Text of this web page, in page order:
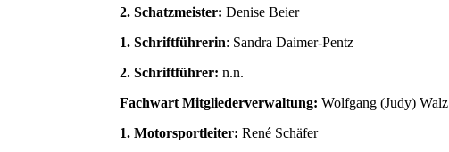
2. Schatzmeister:Denise Beier
1. Schriftführerin: Sandra Daimer-Pentz
2. Schriftführer: n.n.
Fachwart Mitgliederverwaltung: Wolfgang (Judy) Walz
1. Motorsportleiter: René Schäfer